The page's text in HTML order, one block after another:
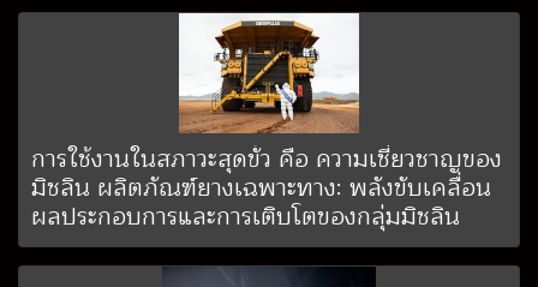
การใช้งานในสภาวะสุดขั้ว คือ ความเชี่ยวชาญของ
มิชลิน ผลิตภัณฑ์ยางเฉพาะทาง: พลังขับเคลื่อน
ผลประกอบการและการเติบโตของกลุ่มมิชลิน